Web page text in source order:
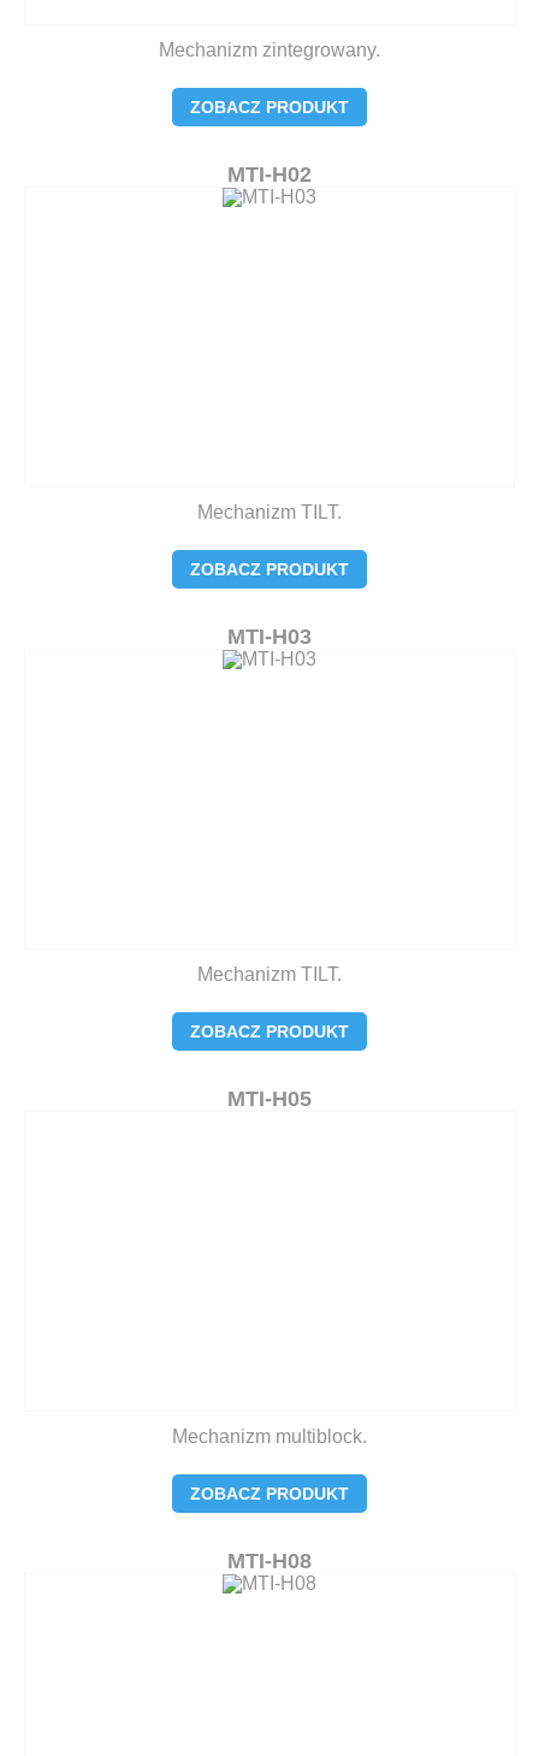
Mechanizm zintegrowany.
ZOBACZ PRODUKT
MTI-H02
Mechanizm TILT.
ZOBACZ PRODUKT
MTI-H03
Mechanizm TILT.
ZOBACZ PRODUKT
MTI-H05
Mechanizm multiblock.
ZOBACZ PRODUKT
MTI-H08